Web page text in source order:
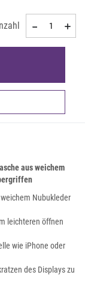
aus weichem
Nubukleder
leichteren öffnen
wie iPhone oder
des Displays zu